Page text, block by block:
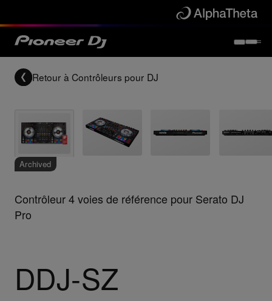
Retour à Contrôleurs pour DJ
Archived
Contrôleur 4 voies de référence pour Serato DJ
Pro
DDJ-SZ